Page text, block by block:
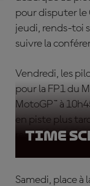
pour disputer le
jeudi, rends-toi
suivre la
Vendredi, les
pour la FP1 du
MotoGP™ à
en piste plus
Time
Samedi, place à